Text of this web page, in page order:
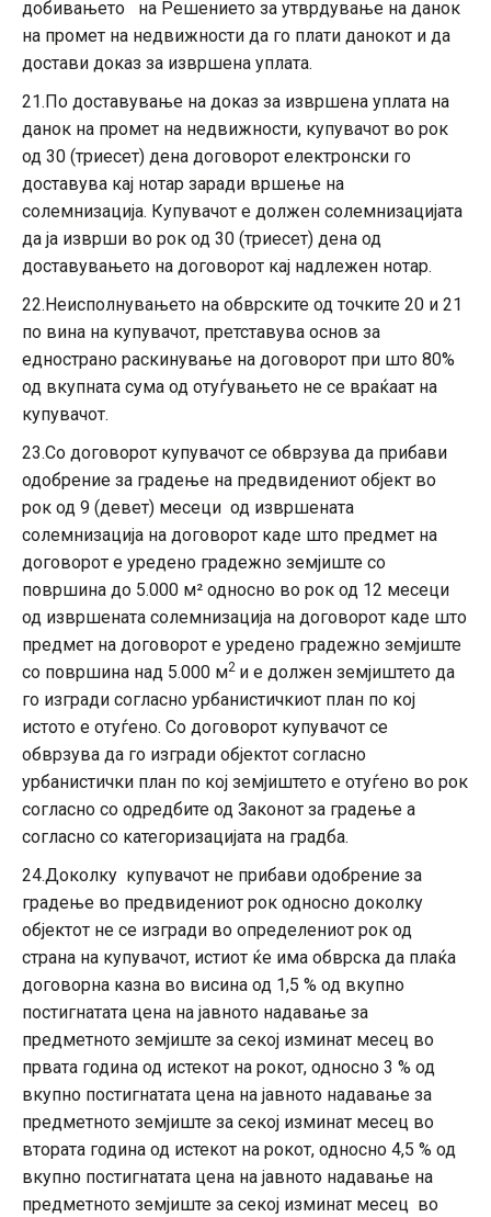
добивањето на Решението за утврдување на данок
на промет на недвижности да го плати данокот и да
достави доказ за извршена уплата.
21.По доставување на доказ за извршена уплата на
данок на промет на недвижности, купувачот во рок
од 30 (триесет) дена договорот електронски го
доставува кај нотар заради вршење на
солемнизација. Купувачот е должен солемнизацијата
да ја изврши во рок од 30 (триесет) дена од
доставувањето на договорот кај надлежен нотар.
22.Неисполнувањето на обврските од точките 20 и 21
по вина на купувачот, претставува основ за
еднострано раскинување на договорот при што 80%
од вкупната сума од отуѓувањето не се враќаат на
купувачот.
23.Со договорот купувачот се обврзува да прибави
одобрение за градење на предвидениот објект во
рок од 9 (девет) месеци од извршената
солемнизација на договорот каде што предмет на
договорот е уредено градежно земјиште со
површина до 5.000 м² односно во рок од 12 месеци
од извршената солемнизација на договорот каде што
предмет на договорот е уредено градежно земјиште
со површина над 5.000 м2 и е должен земјиштето да
го изгради согласно урбанистичкиот план по кој
истото е отуѓено. Со договорот купувачот се
обврзува да го изгради објектот согласно
урбанистички план по кој земјиштето е отуѓено во рок
согласно со одредбите од Законот за градење а
согласно со категоризацијата на градба.
24.Доколку купувачот не прибави одобрение за
градење во предвидениот рок односно доколку
објектот не се изгради во определениот рок од
страна на купувачот, истиот ќе има обврска да плаќа
договорна казна во висина од 1,5 % од вкупно
постигнатата цена на јавното надавање за
предметното земјиште за секој изминат месец во
првата година од истекот на рокот, односно 3 % од
вкупно постигнатата цена на јавното надавање за
предметното земјиште за секој изминат месец во
втората година од истекот на рокот, односно 4,5 % од
вкупно постигнатата цена на јавното надавање на
предметното земјиште за секој изминат месец во